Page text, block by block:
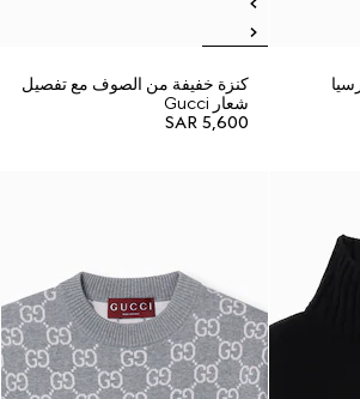
كنزة خفيفة من الصوف مع تفصيل
شعار Gucci
SAR 5,600